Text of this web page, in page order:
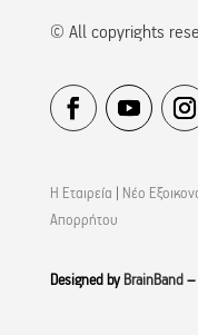
© All copyrights
Η Εταιρεία Νέο
Απορρήτου
Designed by BrainBand–